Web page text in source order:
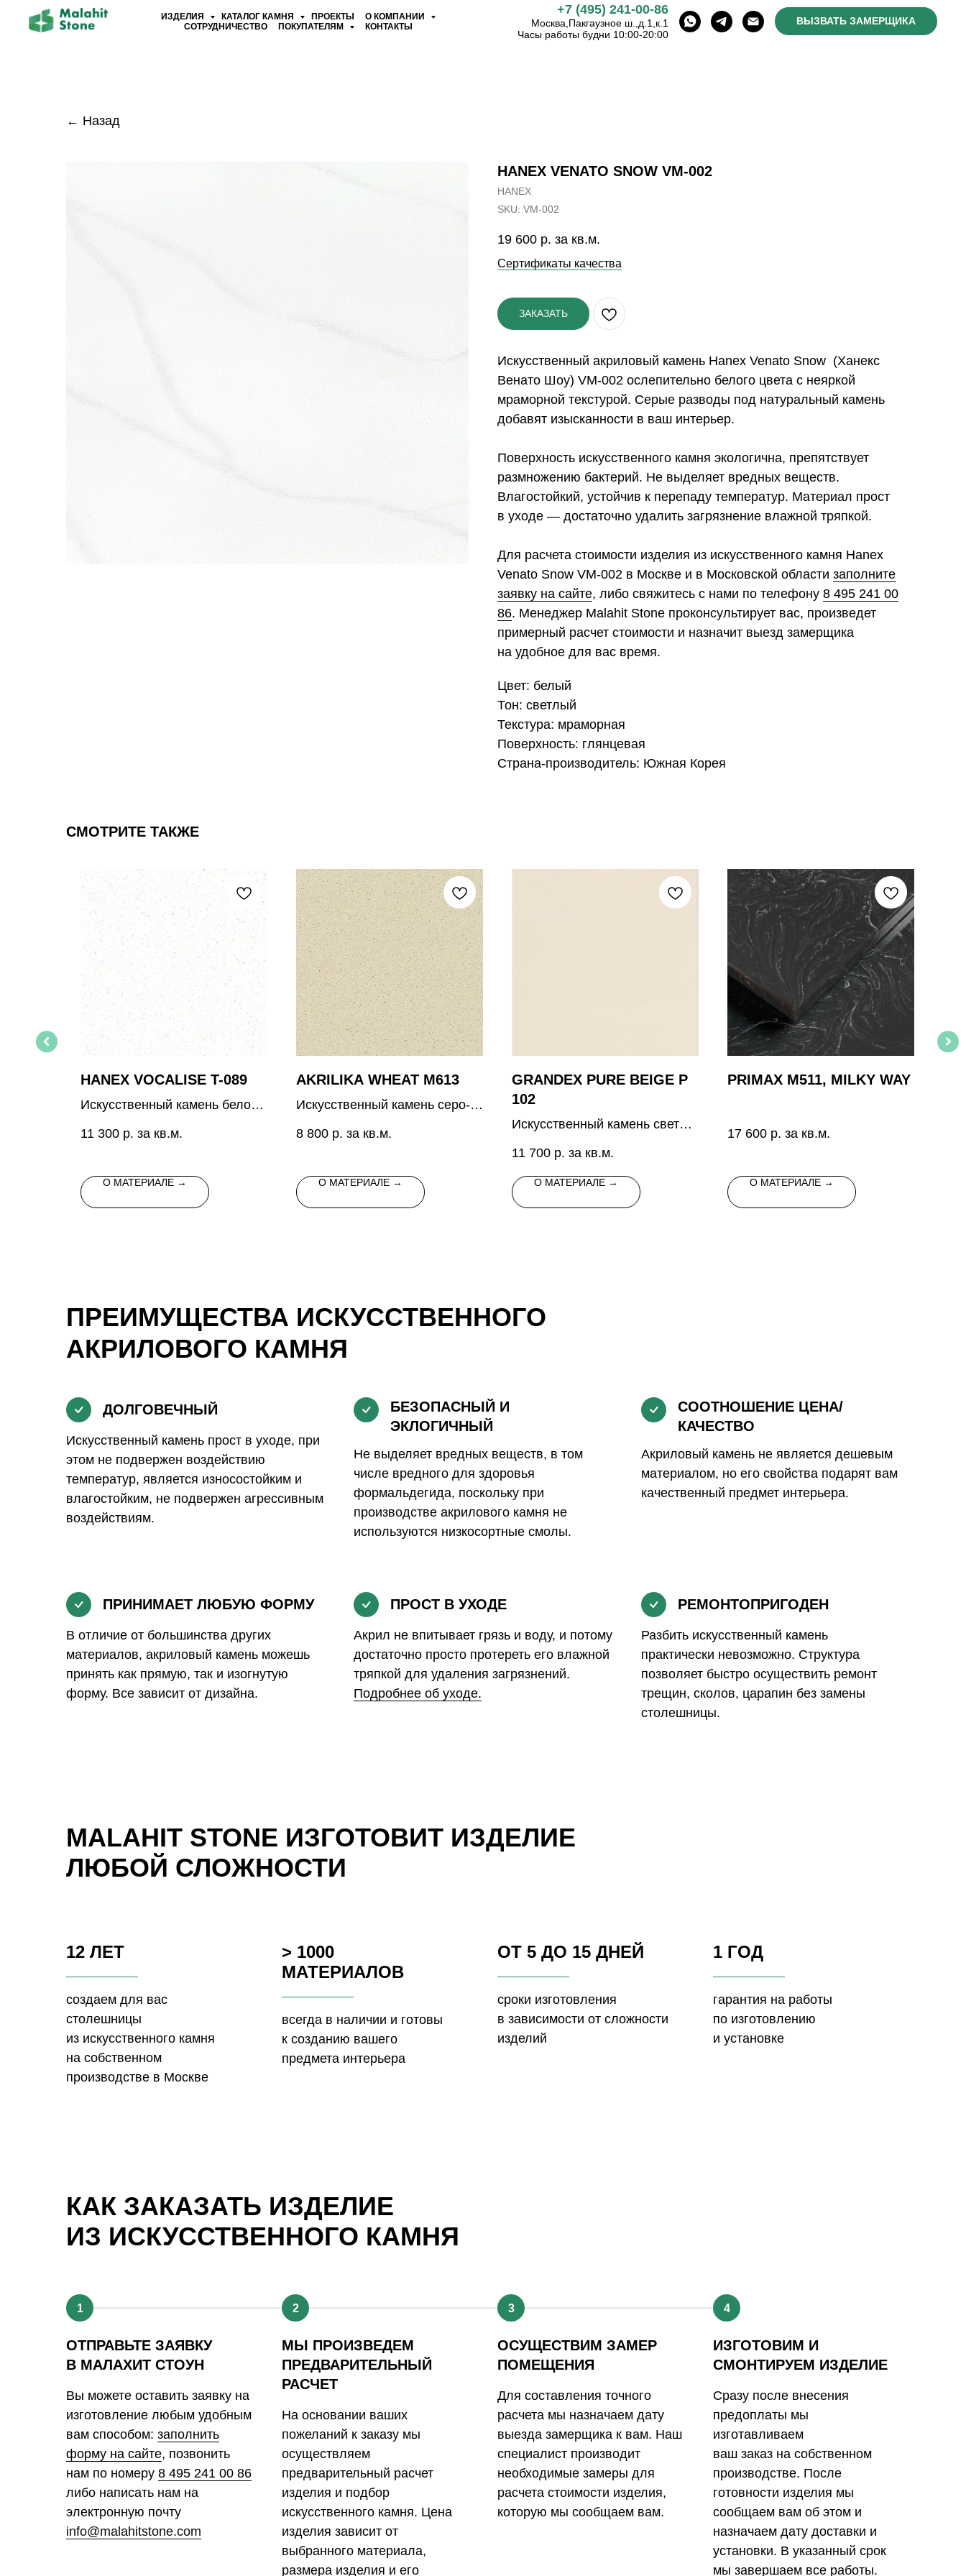
ИЗДЕЛИЯ КАТАЛОГ КАМНЯ ПРОЕКТЫ
О КОМПАНИИ
СОТРУДНИЧЕСТВО
ПОКУПАТЕЛЯМ КОНТАКТЫ
+7 (495) 241-00-86
Москва,Пакгаузное ш.,д.1,к.1
Часы работы будни 10:00-20:00
ВЫЗВАТЬ ЗАМЕРЩИКА
← Назад
HANEX VENATO SNOW VM-002
HANEX
SKU: VM-002
19 600 р. за кв.м.
Сертификаты качества
ЗАКАЗАТЬ
Искусственный акриловый камень Hanex Venato Snow (Ханекс
Венато Шоу) VM-002 ослепительно белого цвета с неяркой
мраморной текстурой. Серые разводы под натуральный камень
добавят изысканности в ваш интерьер.
Поверхность искусственного камня экологична, препятствует
размножению бактерий. Не выделяет вредных веществ.
Влагостойкий, устойчив к перепаду температур. Материал прост
в уходе — достаточно удалить загрязнение влажной тряпкой.
Для расчета стоимости изделия из искусственного камня Hanex
Venato Snow VM-002 в Москве и в Московской области заполните
заявку на сайте, либо свяжитесь с нами по телефону 8 495 241 00
86. Менеджер Malahit Stone проконсультирует вас, произведет
примерный расчет стоимости и назначит выезд замерщика
на удобное для вас время.
Цвет: белый
Тон: светлый
Текстура: мраморная
Поверхность: глянцевая
Страна-производитель: Южная Корея
СМОТРИТЕ ТАКЖЕ
HANEX VOCALISE T-089
Искусственный камень белого
вкраплениями
11 300 р. за кв.м.
О МАТЕРИАЛЕ →
AKRILIKA WHEAT M613
Искусственный камень серо-
полупрозрачными
8 800 р. за кв.м.
О МАТЕРИАЛЕ →
GRANDEX PURE BEIGE P
102
Искусственный камень светло-
11 700 р. за кв.м.
О МАТЕРИАЛЕ →
PRIMAX M511, MILKY WAY
17 600 р. за кв.м.
О МАТЕРИАЛЕ →
ПРЕИМУЩЕСТВА ИСКУССТВЕННОГО
АКРИЛОВОГО КАМНЯ
ДОЛГОВЕЧНЫЙ
Искусственный камень прост в уходе, при
этом не подвержен воздействию
температур, является износостойким и
влагостойким, не подвержен агрессивным
воздействиям.
БЕЗОПАСНЫЙ И
ЭКЛОГИЧНЫЙ
Не выделяет вредных веществ, в том
числе вредного для здоровья
формальдегида, поскольку при
производстве акрилового камня не
используются низкосортные смолы.
СООТНОШЕНИЕ ЦЕНА/
КАЧЕСТВО
Акриловый камень не является дешевым
материалом, но его свойства подарят вам
качественный предмет интерьера.
ПРИНИМАЕТ ЛЮБУЮ ФОРМУ
В отличие от большинства других
материалов, акриловый камень можешь
принять как прямую, так и изогнутую
форму. Все зависит от дизайна.
ПРОСТ В УХОДЕ
Акрил не впитывает грязь и воду, и потому
достаточно просто протереть его влажной
тряпкой для удаления загрязнений.
Подробнее об уходе.
РЕМОНТОПРИГОДЕН
Разбить искусственный камень
практически невозможно. Структура
позволяет быстро осуществить ремонт
трещин, сколов, царапин без замены
столешницы.
MALAHIT STONE ИЗГОТОВИТ ИЗДЕЛИЕ
ЛЮБОЙ СЛОЖНОСТИ
12 ЛЕТ
создаем для вас
столешницы
из искусственного камня
на собственном
производстве в Москве
> 1000
МАТЕРИАЛОВ
всегда в наличии и готовы
к созданию вашего
предмета интерьера
ОТ 5 ДО 15 ДНЕЙ
сроки изготовления
в зависимости от сложности
изделий
1 ГОД
гарантия на работы
по изготовлению
и установке
КАК ЗАКАЗАТЬ ИЗДЕЛИЕ
ИЗ ИСКУССТВЕННОГО КАМНЯ
1
ОТПРАВЬТЕ ЗАЯВКУ
В МАЛАХИТ СТОУН
Вы можете оставить заявку на
изготовление любым удобным
вам способом: заполнить
форму на сайте, позвонить
нам по номеру 8 495 241 00 86
либо написать нам на
электронную почту
info@malahitstone.com
2
МЫ ПРОИЗВЕДЕМ
ПРЕДВАРИТЕЛЬНЫЙ
РАСЧЕТ
На основании ваших
пожеланий к заказу мы
осуществляем
предварительный расчет
изделия и подбор
искусственного камня. Цена
изделия зависит от
выбранного материала,
размера изделия и его
3
ОСУЩЕСТВИМ ЗАМЕР
ПОМЕЩЕНИЯ
Для составления точного
расчета мы назначаем дату
выезда замерщика к вам. Наш
специалист производит
необходимые замеры для
расчета стоимости изделия,
которую мы сообщаем вам.
4
ИЗГОТОВИМ И
СМОНТИРУЕМ ИЗДЕЛИЕ
Сразу после внесения
предоплаты мы
изготавливаем
ваш заказ на собственном
производстве. После
готовности изделия мы
сообщаем вам об этом и
назначаем дату доставки и
установки. В указанный срок
мы завершаем все работы.